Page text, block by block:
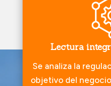
Lectura
Se analiza la
objetivo del